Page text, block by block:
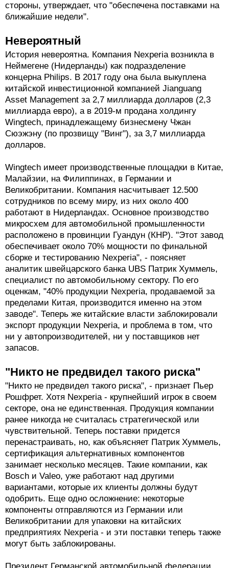
стороны, утверждает, что "обеспечена поставками на
ближайшие недели".
Невероятный
История невероятна. Компания Nexperia возникла в
Неймегене (Нидерланды) как подразделение
концерна Philips. В 2017 году она была выкуплена
китайской инвестиционной компанией Jianguang
Asset Management за 2,7 миллиарда долларов (2,3
миллиарда евро), а в 2019-м продана холдингу
Wingtech, принадлежащему бизнесмену Чжан
Сюэжэну (по прозвищу "Винг"), за 3,7 миллиарда
долларов.
Wingtech имеет производственные площадки в Китае,
Малайзии, на Филиппинах, в Германии и
Великобритании. Компания насчитывает 12.500
сотрудников по всему миру, из них около 400
работают в Нидерландах. Основное производство
микросхем для автомобильной промышленности
расположено в провинции Гуандун (КНР). "Этот завод
обеспечивает около 70% мощности по финальной
сборке и тестированию Nexperia", - поясняет
аналитик швейцарского банка UBS Патрик Хуммель,
специалист по автомобильному сектору. По его
оценкам, "40% продукции Nexperia, продаваемой за
пределами Китая, производится именно на этом
заводе". Теперь же китайские власти заблокировали
экспорт продукции Nexperia, и проблема в том, что
ни у автопроизводителей, ни у поставщиков нет
запасов.
"Никто не предвидел такого риска"
"Никто не предвидел такого риска", - признает Пьер
Рошфрет. Хотя Nexperia - крупнейший игрок в своем
секторе, она не единственная. Продукция компании
ранее никогда не считалась стратегической или
чувствительной. Теперь поставки придется
перенастраивать, но, как объясняет Патрик Хуммель,
сертификация альтернативных компонентов
занимает несколько месяцев. Такие компании, как
Bosch и Valeo, уже работают над другими
вариантами, которые их клиенты должны будут
одобрить. Еще одно осложнение: некоторые
компоненты отправляются из Германии или
Великобритании для упаковки на китайских
предприятиях Nexperia - и эти поставки теперь также
могут быть заблокированы.